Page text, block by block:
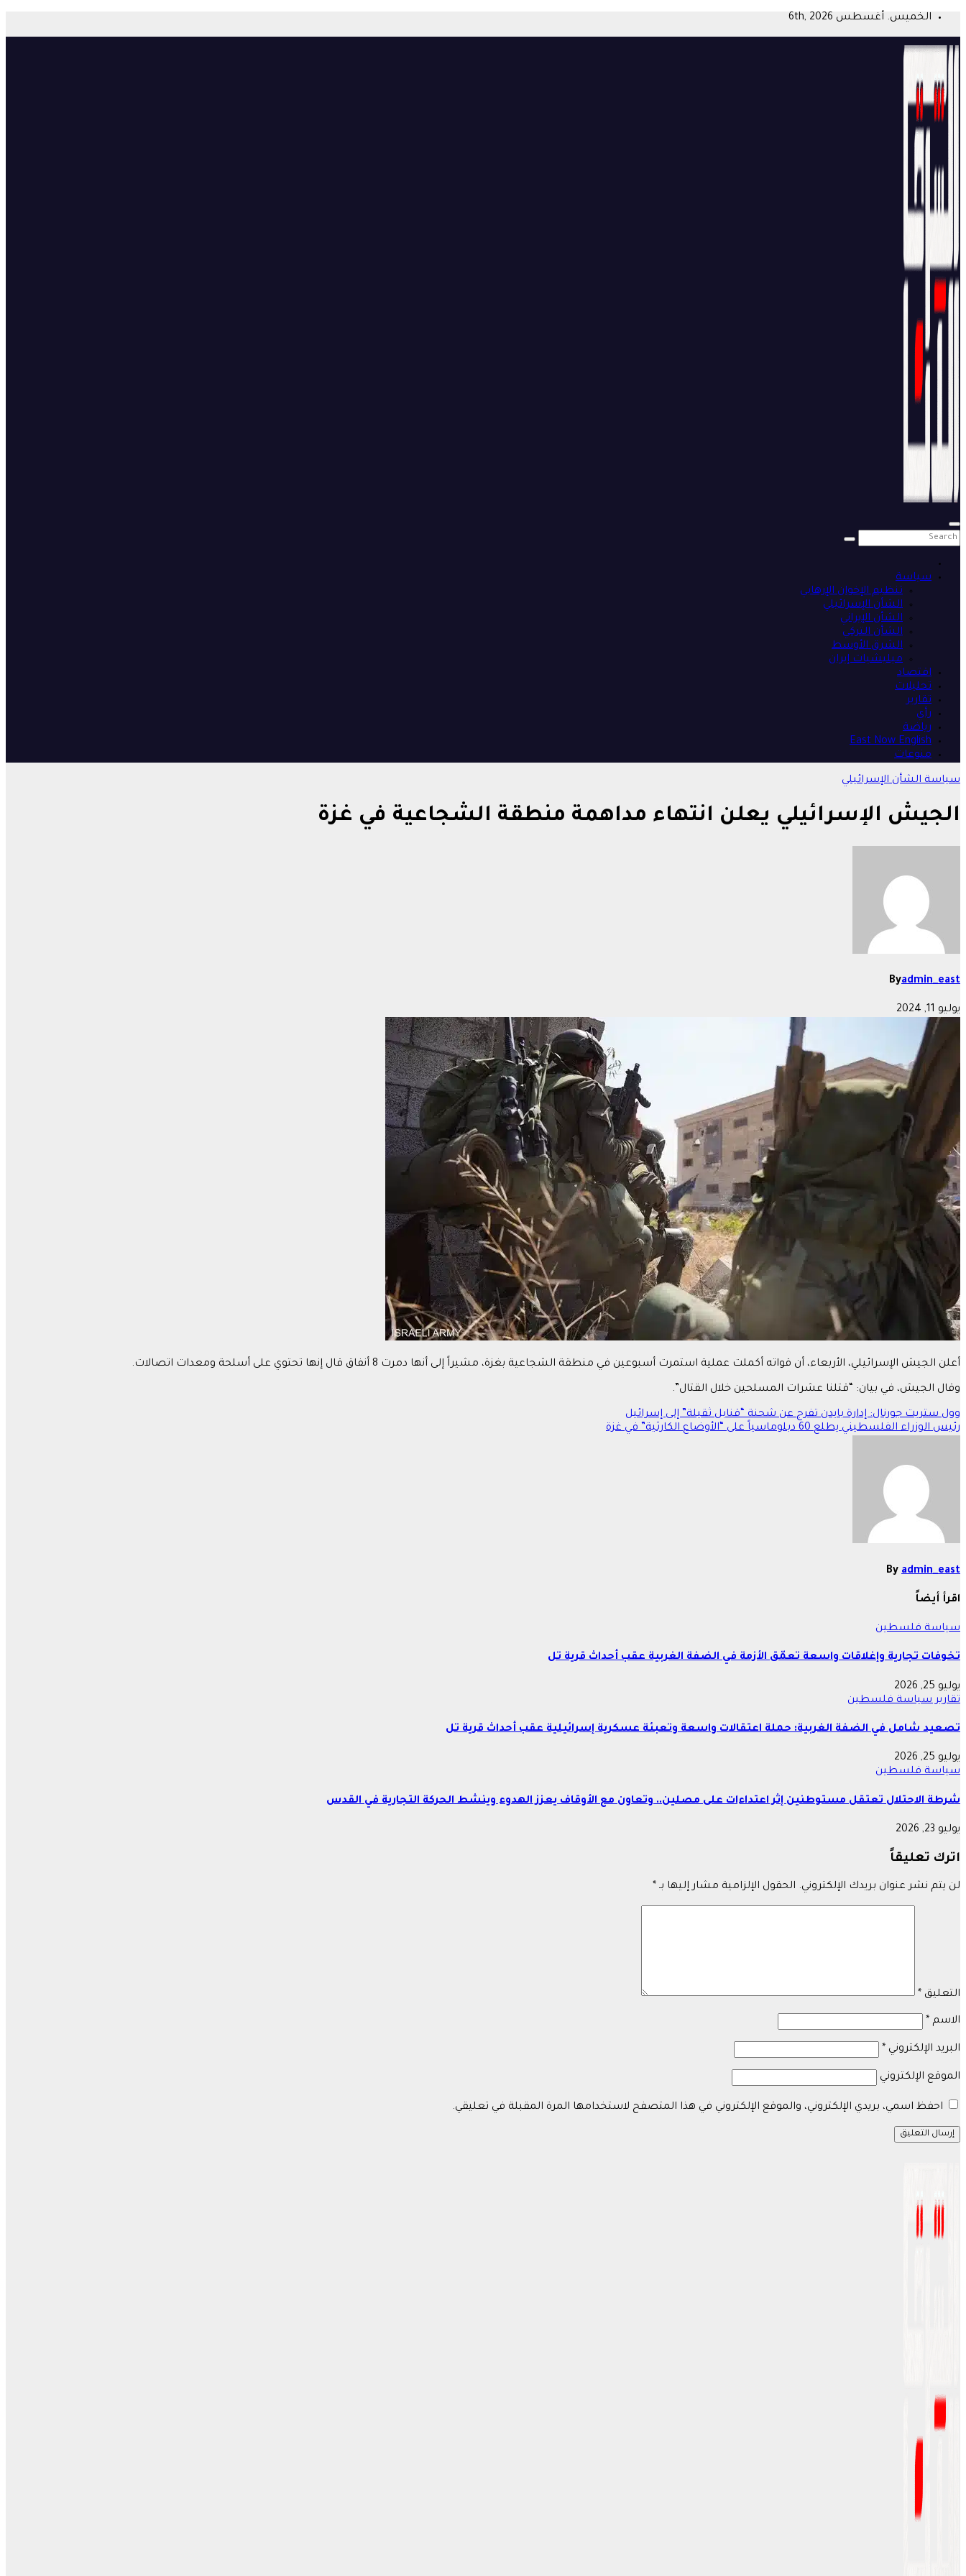
content
الخميس. أغسطس 6th, 2026
سياسة
تنظيم الإخوان الإرهابي
الشأن الإسرائيلي
الشأن الإيراني
الشأن التركي
الشرق الأوسط
ميليشيات إيران
اقتصاد
تحليلات
تقارير
رأي
رياضة
East Now English
منوعات
سياسةالشأن الإسرائيلي
الجيش الإسرائيلي يعلن انتهاء مداهمة منطقة الشجاعية في غزة
Byadmin_east
يوليو 11, 2024
أعلن الجيش الإسرائيلي، الأربعاء، أن قواته أكملت عملية استمرت أسبوعين في منطقة الشجاعية بغزة، مشيراً إلى أنها دمرت 8 أنفاق قال إنها تحتوي على أسلحة ومعدات اتصالات.
وقال الجيش، في بيان: “قتلنا عشرات المسلحين خلال القتال”.
تصفّح
المقالات
وول ستريت جورنال: إدارة بايدن تفرج عن شحنة “قنابل ثقيلة” إلى إسرائيل
رئيس الوزراء الفلسطيني يطلع 60 دبلوماسياً على “الأوضاع الكارثية” في غزة
By admin_east
اقرأ أيضاً
سياسةفلسطين
تخوفات تجارية وإغلاقات واسعة تعمّق الأزمة في الضفة الغربية عقب أحداث قرية تل
يوليو 25, 2026
تقاريرسياسةفلسطين
تصعيد شامل في الضفة الغربية: حملة اعتقالات واسعة وتعبئة عسكرية إسرائيلية عقب أحداث قرية تل
يوليو 25, 2026
سياسةفلسطين
شرطة الاحتلال تعتقل مستوطنين إثر اعتداءات على مصلين.. وتعاون مع الأوقاف يعزز الهدوء وينشط الحركة التجارية في القدس
يوليو 23, 2026
اترك تعليقاً
لن يتم نشر عنوان بريدك الإلكتروني. الحقول الإلزامية مشار إليها بـ *
التعليق *
الاسم *
البريد الإلكتروني *
الموقع الإلكتروني
احفظ اسمي، بريدي الإلكتروني، والموقع الإلكتروني في هذا المتصفح لاستخدامها المرة المقبلة في تعليقي.